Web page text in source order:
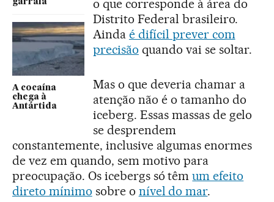
A cocaína
chega à
Antártida
o que corresponde à área do
Distrito Federal brasileiro.
Ainda é difícil prever com
precisão quando vai se soltar.
Mas o que deveria chamar a
atenção não é o tamanho do
iceberg. Essas massas de gelo
se desprendem
constantemente, inclusive algumas enormes
de vez em quando, sem motivo para
preocupação. Os icebergs só têmum efeito
direto mínimo sobre o nível do mar.